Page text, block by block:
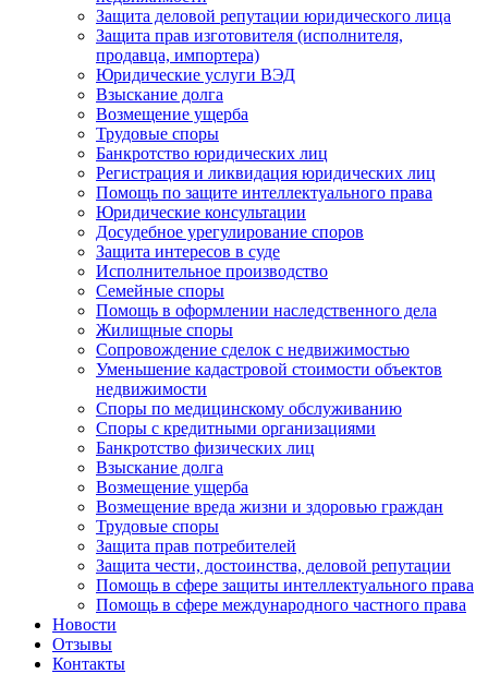
Защита деловой репутации юридического лица
Защита прав изготовителя (исполнителя,
продавца, импортера)
Юридические услуги ВЭД
Взыскание долга
Возмещение ущерба
Трудовые споры
Банкротство юридических лиц
Регистрация и ликвидация юридических лиц
Помощь по защите интеллектуального права
Юридические консультации
Досудебное урегулирование споров
Защита интересов в суде
Исполнительное производство
Семейные споры
Помощь в оформлении наследственного дела
Жилищные споры
Сопровождение сделок с недвижимостью
Уменьшение кадастровой стоимости объектов
недвижимости
Споры по медицинскому обслуживанию
Споры с кредитными организациями
Банкротство физических лиц
Взыскание долга
Возмещение ущерба
Возмещение вреда жизни и здоровью граждан
Трудовые споры
Защита прав потребителей
Защита чести, достоинства, деловой репутации
Помощь в сфере защиты интеллектуального права
Помощь в сфере международного частного права
Новости
Отзывы
Контакты